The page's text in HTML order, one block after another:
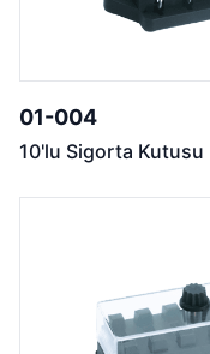
01-004
10'lu Sigorta Kutusu